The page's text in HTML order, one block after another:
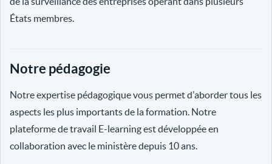
États membres.
Notre pédagogie
Notre expertise pédagogique vous permet d'aborder tous les
aspects les plus importants de la formation. Notre
plateforme de travail E-learning est développée en
collaboration avec le ministère depuis 10 ans.